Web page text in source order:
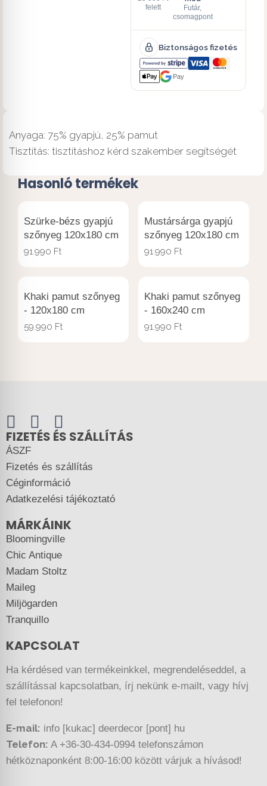
felett
Futár,
csomagpont
Biztonságos fizetés
Pay
Anyaga: 75% gyapjú, 25% pamut
Tisztítás: tisztításhoz kérd szakember segítségét
Hasonló termékek
Szürke-bézs gyapjú
szőnyeg 120x180 cm
91.990 Ft
Mustársárga gyapjú
szőnyeg 120x180 cm
91.990 Ft
Khaki pamut szőnyeg
- 120x180 cm
59.990 Ft
Khaki pamut szőnyeg
- 160x240 cm
91.990 Ft
FIZETÉS ÉS SZÁLLÍTÁS
ÁSZF
Fizetés és szállítás
Céginformáció
Adatkezelési tájékoztató
MÁRKÁINK
Bloomingville
Chic Antique
Madam Stoltz
Maileg
Miljögarden
Tranquillo
KAPCSOLAT
Ha kérdésed van termékeinkkel, megrendeléseddel, a
szállítással kapcsolatban, írj nekünk e-mailt, vagy hívj
fel telefonon!
E-mail: info [kukac] deerdecor [pont] hu
Telefon: A +36-30-434-0994 telefonszámon
hétköznaponként 8:00-16:00 között várjuk a hívásod!